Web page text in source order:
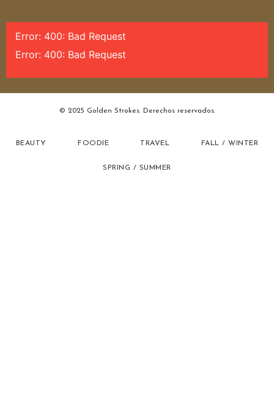
Error: 400: Bad Request
Error: 400: Bad Request
© 2025 Golden Strokes. Derechos reservados.
BEAUTY FOODIE TRAVEL FALL / WINTER
SPRING / SUMMER